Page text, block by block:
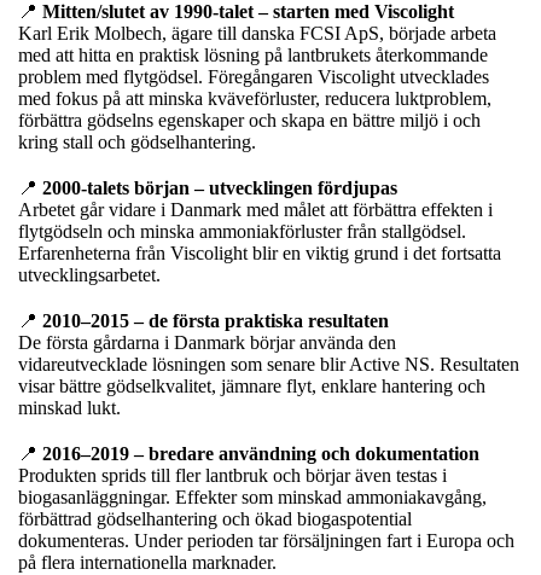
📍 Mitten/slutet av 1990-talet – starten med Viscolight
Karl Erik Molbech, ägare till danska FCSI ApS, började arbeta
med att hitta en praktisk lösning på lantbrukets återkommande
problem med flytgödsel. Föregångaren Viscolight utvecklades
med fokus på att minska kväveförluster, reducera luktproblem,
förbättra gödselns egenskaper och skapa en bättre miljö i och
kring stall och gödselhantering.
📍 2000-talets början – utvecklingen fördjupas
Arbetet går vidare i Danmark med målet att förbättra effekten i
flytgödseln och minska ammoniakförluster från stallgödsel.
Erfarenheterna från Viscolight blir en viktig grund i det fortsatta
utvecklingsarbetet.
📍 2010–2015 – de första praktiska resultaten
De första gårdarna i Danmark börjar använda den
vidareutvecklade lösningen som senare blir Active NS. Resultaten
visar bättre gödselkvalitet, jämnare flyt, enklare hantering och
minskad lukt.
📍 2016–2019 – bredare användning och dokumentation
Produkten sprids till fler lantbruk och börjar även testas i
biogasanläggningar. Effekter som minskad ammoniakavgång,
förbättrad gödselhantering och ökad biogaspotential
dokumenteras. Under perioden tar försäljningen fart i Europa och
på flera internationella marknader.